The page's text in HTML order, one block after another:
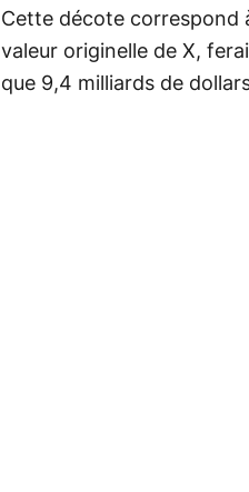
Cette décote correspond
valeur originelle de X,
que 9,4 milliards de